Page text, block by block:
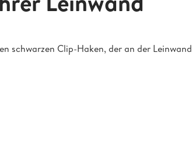
schwarzen Clip-Haken, der an der Leinwand